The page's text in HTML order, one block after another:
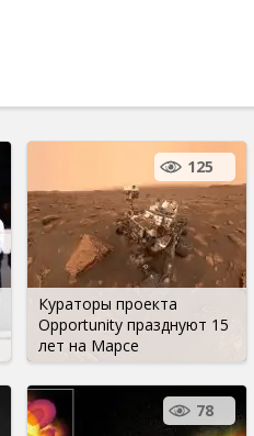
Кураторы проекта
Opportunity празднуют 15
лет на Марсе
125
78